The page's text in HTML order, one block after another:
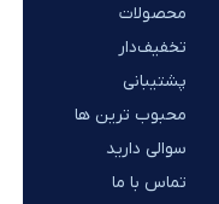
محصولات
تخفیف‌دار
پشتیبانی
محبوب ترین ها
سوالی دارید
تماس با ما